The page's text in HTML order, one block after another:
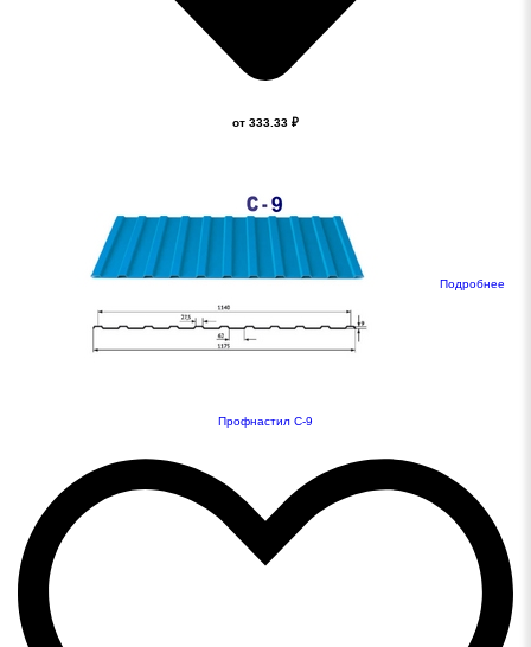
от 333.33 ₽
Подробнее
Профнастил С-9